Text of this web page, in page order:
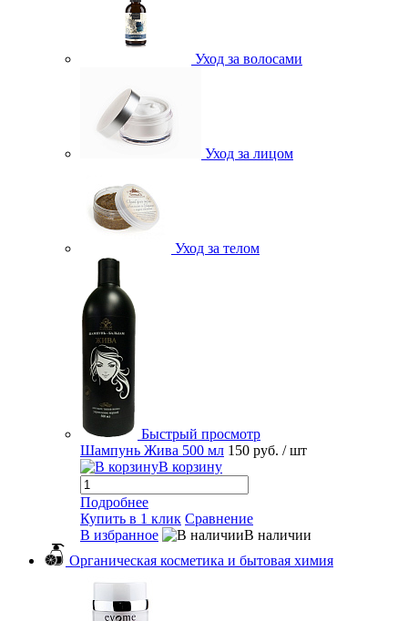
Уход за волосами
Уход за лицом
Уход за телом
Быстрый просмотр
Шампунь Жива 500 мл 150 руб. / шт
В корзину
Подробнее
Купить в 1 клик Сравнение
В избранное
В наличии
Органическая косметика и бытовая химия